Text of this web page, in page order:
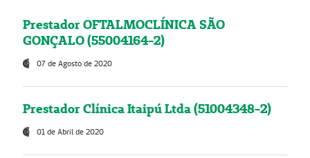
Prestador OFTALMOCLÍNICA SÃO
GONÇALO (55004164-2)
07 de Agosto de 2020
Prestador Clínica Itaipú Ltda (51004348-2)
01 de Abril de 2020